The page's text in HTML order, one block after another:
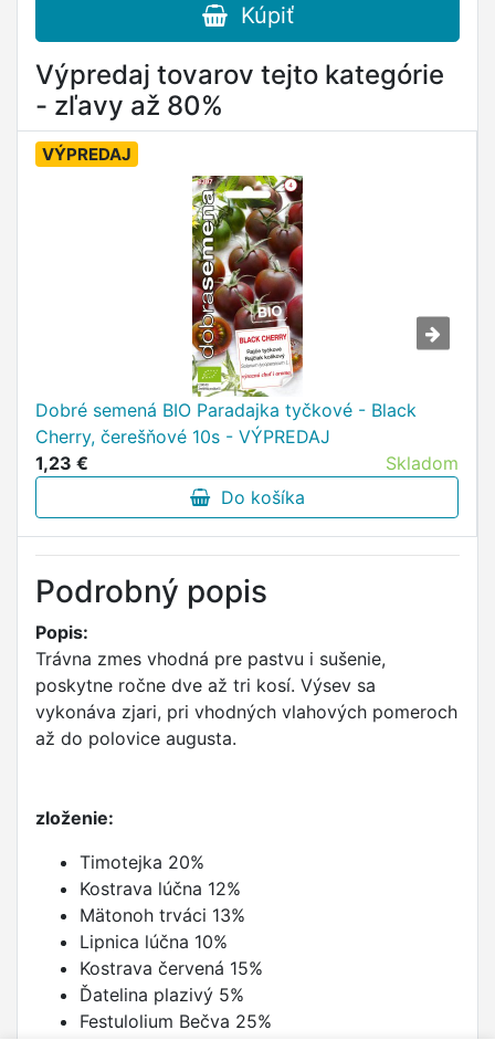
Kúpiť
Výpredaj tovarov tejto kategórie
- zľavy až 80%
VÝPREDAJ
Dobré semená BIO Paradajka tyčkové - Black
Cherry, čerešňové 10s - VÝPREDAJ
1,23 €
Skladom
Do košíka
Podrobný popis
Popis:
Trávna zmes vhodná pre pastvu i sušenie,
poskytne ročne dve až tri kosí. Výsev sa
vykonáva zjari, pri vhodných vlahových pomeroch
až do polovice augusta.
zloženie:
Timotejka 20%
Kostrava lúčna 12%
Mätonoh trváci 13%
Lipnica lúčna 10%
Kostrava červená 15%
Ďatelina plazivý 5%
Festulolium Bečva 25%